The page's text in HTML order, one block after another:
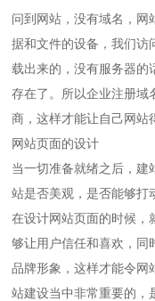
问到网站，没有域名，网
据和文件的设备，我们访
载出来的，没有服务器的
存在了。所以企业注册域
商，这样才能让自己网站
网站页面的设计
当一切准备就绪之后，建
站是否美观，是否能够打
在设计网站页面的时候，
够让用户信任和喜欢，同
品牌形象，这样才能令网
站建设当中非常重要的，